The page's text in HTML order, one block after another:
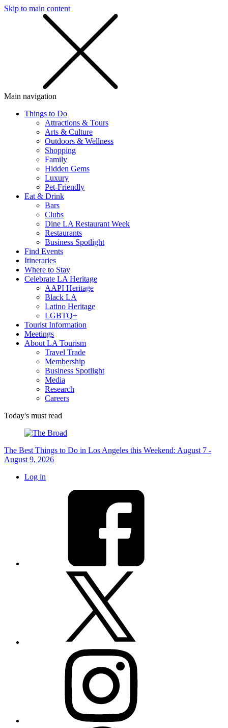
Skip to main content
Main navigation
Things to Do
Attractions & Tours
Arts & Culture
Outdoors & Wellness
Shopping
Family
Hidden Gems
Luxury
Pet-Friendly
Eat & Drink
Bars
Clubs
Dine LA Restaurant Week
Restaurants
Business Spotlight
Find Events
Itineraries
Where to Stay
Celebrate LA Heritage
AAPI Heritage
Black LA
Latino Heritage
LGBTQ+
Tourist Information
Meetings
About LA Tourism
Travel Trade
Membership
Business Spotlight
Media
Research
Careers
Today's must read
The Best Things to Do in Los Angeles this Weekend: August 7 -
August 9, 2026
Log in